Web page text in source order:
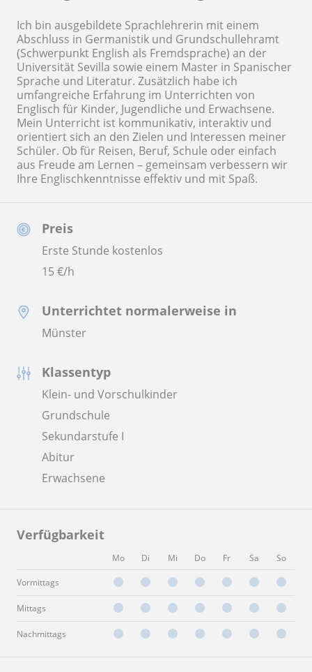
Preis
Erste Stunde kostenlos
15€/h
Unterrichtet normalerweise in
Münster
Klassentyp
Klein- und Vorschulkinder
Grundschule
Sekundarstufe I
Abitur
Erwachsene
Verfügbarkeit
Mo Di Mi Do Fr Sa So
Vormittags
Mittags
Nachmittags
Ich bin ausgebildete Sprachlehrerin mit einem
Abschluss in Germanistik und Grundschullehramt
(Schwerpunkt English als Fremdsprache) an der
Universität Sevilla sowie einem Master in Spanischer
Sprache und Literatur. Zusätzlich habe ich
umfangreiche Erfahrung im Unterrichten von
Englisch für Kinder, Jugendliche und Erwachsene.
Mein Unterricht ist kommunikativ, interaktiv und
orientiert sich an den Zielen und Interessen meiner
Schüler. Ob für Reisen, Beruf, Schule oder einfach
aus Freude am Lernen – gemeinsam verbessern wir
Ihre Englischkenntnisse effektiv und mit Spaß.